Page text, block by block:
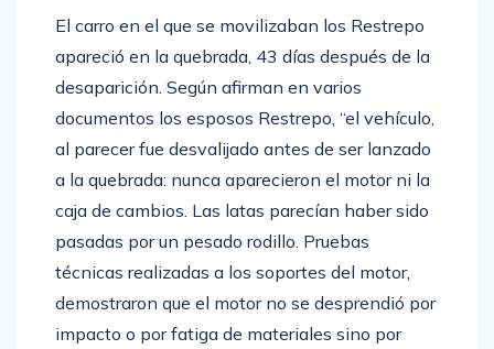
El carro en el que se movilizaban los Restrepo
apareció en la quebrada, 43 días después de la
desaparición. Según afirman en varios
documentos los esposos Restrepo, “el vehículo,
al parecer fue desvalijado antes de ser lanzado
a la quebrada: nunca aparecieron el motor ni la
caja de cambios. Las latas parecían haber sido
pasadas por un pesado rodillo. Pruebas
técnicas realizadas a los soportes del motor,
demostraron que el motor no se desprendió por
impacto o por fatiga de materiales sino por